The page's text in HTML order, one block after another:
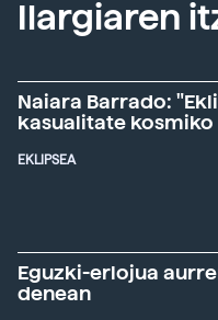
Ilargiaren
Naiara Barrado:
kasualitate kosmiko
EKLIPSEA
Eguzki-erlojua
denean